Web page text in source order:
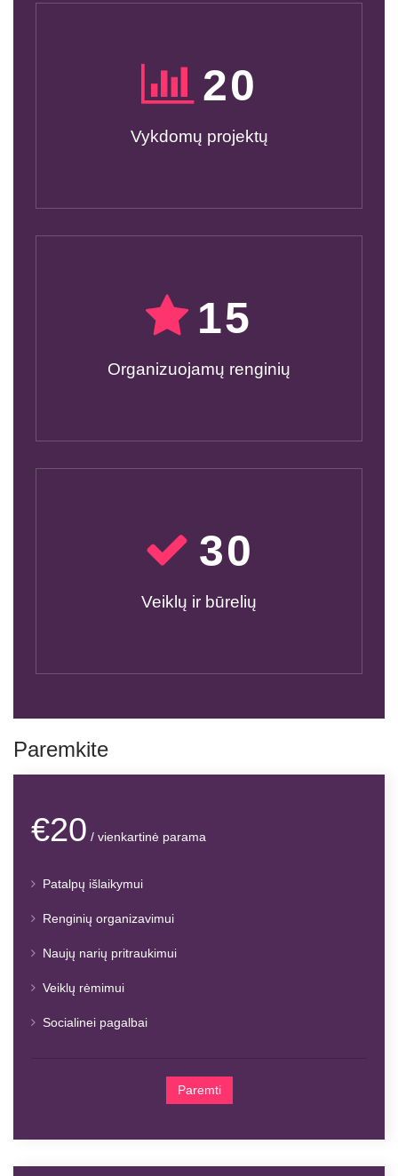
20
Vykdomų projektų
15
Organizuojamų renginių
30
Veiklų ir būrelių
Paremkite
€20 / vienkartinė parama
Patalpų išlaikymui
Renginių organizavimui
Naujų narių pritraukimui
Veiklų rėmimui
Socialinei pagalbai
Paremti